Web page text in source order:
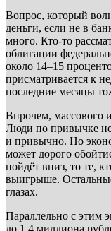
Вопрос, который
деньги, если не в
много. Кто-то
облигации
около 14–15
присматривается к
последние месяцы
Впрочем, массового
Люди по привычке
и привычно. Но
может дорого
пойдёт вниз, то те,
выигрыше.
глазах.
Параллельно с этим
до 1,4 миллиона